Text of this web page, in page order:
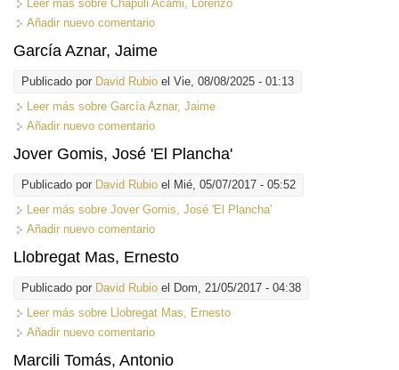
Leer más sobre Chápuli Acami, Lorenzo
Añadir nuevo comentario
García Aznar, Jaime
Publicado por David Rubio el Vie, 08/08/2025 - 01:13
Leer más sobre García Aznar, Jaime
Añadir nuevo comentario
Jover Gomis, José 'El Plancha'
Publicado por David Rubio el Mié, 05/07/2017 - 05:52
Leer más sobre Jover Gomis, José 'El Plancha'
Añadir nuevo comentario
Llobregat Mas, Ernesto
Publicado por David Rubio el Dom, 21/05/2017 - 04:38
Leer más sobre Llobregat Mas, Ernesto
Añadir nuevo comentario
Marcili Tomás, Antonio